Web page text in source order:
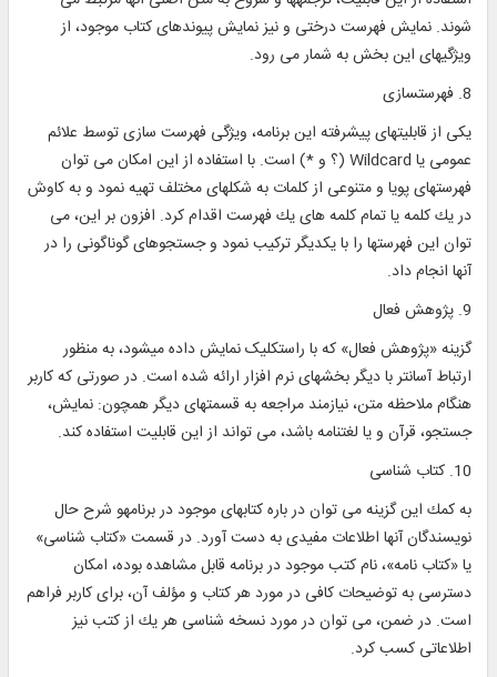
شوند. نمايش فهرست درختی و نيز نمايش پيوندهای كتاب موجود، از
ويژگيهای اين بخش به شمار می رود.
8. فهرست‎سازی
يكی از قابليتهای پيشرفته اين برنامه، ويژگی فهرست ‎سازی توسط علائم
عمومی يا Wildcard (؟ و *) است. با استفاده از اين امكان می توان
فهرستهای پويا و متنوعی از كلمات به شكلهای مختلف تهيه نمود و به كاوش
در يك كلمه يا تمام كلمه ‎های يك فهرست اقدام كرد. افزون بر اين، می
توان اين فهرستها را با يكديگر تركيب نمود و جستجوهای گوناگونی را در
آنها انجام داد.
9. پژوهش فعال
گزينه «پژوهش فعال» که با راست‎کليک نمايش داده می‎شود، به منظور
ارتباط آسانتر با ديگر بخشهای نرم افزار ارائه شده است. در صورتی كه كاربر
هنگام ملاحظه متن، نيازمند مراجعه به قسمتهای ديگر همچون: نمايش،
جستجو، قرآن و يا لغتنامه باشد، می تواند از اين قابليت استفاده كند.
10. كتاب ‎شناسی
به كمك اين گزينه می توان در باره كتابهای موجود در برنامه‎و شرح حال
نويسندگان آنها اطلاعات مفيدی به دست آورد. در قسمت «كتاب شناسی»
يا «کتاب نامه»، نام كتب موجود در برنامه قابل مشاهده بوده، امكان
دسترسی به توضيحات كافی در مورد هر كتاب و مؤلف آن، برای كاربر فراهم
است. در ضمن، می توان در مورد نسخه ‎شناسی هر يك از كتب نيز
اطلاعاتی كسب كرد.